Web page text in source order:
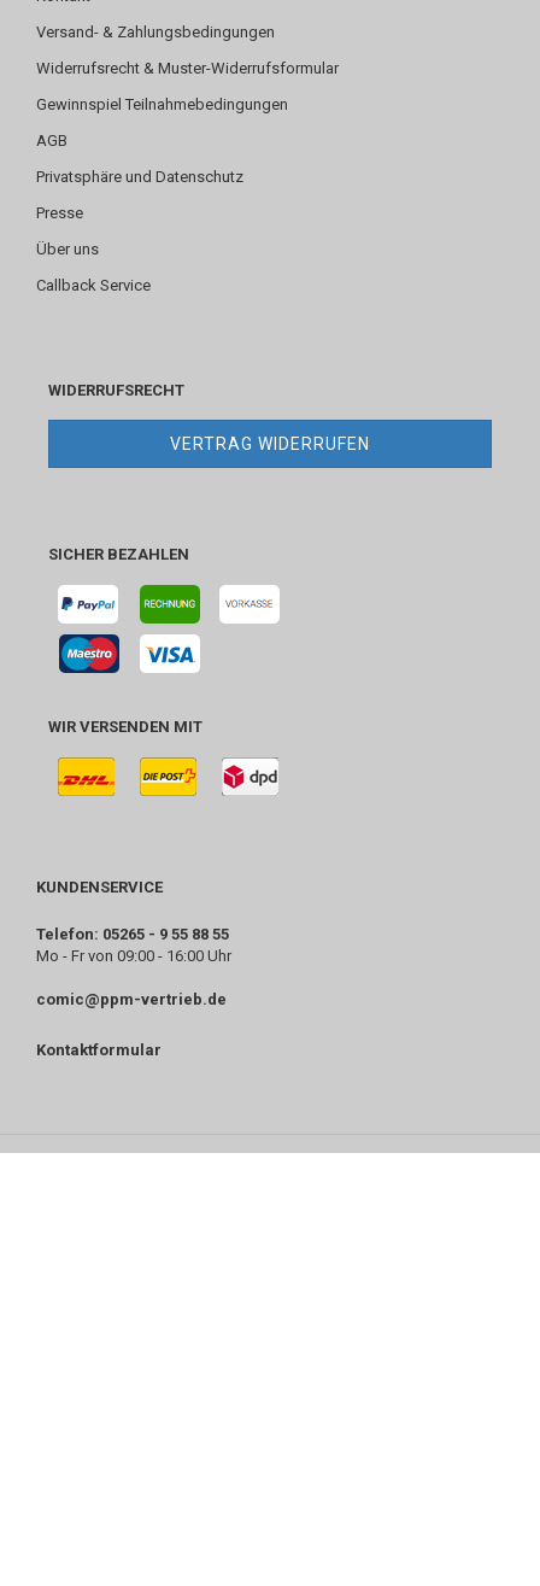
Versand- & Zahlungsbedingungen
Widerrufsrecht & Muster-Widerrufsformular
Gewinnspiel Teilnahmebedingungen
AGB
Privatsphäre und Datenschutz
Presse
Über uns
Callback Service
WIDERRUFSRECHT
VERTRAG WIDERRUFEN
SICHER BEZAHLEN
WIR VERSENDEN MIT
KUNDENSERVICE
Telefon: 05265 - 9 55 88 55
Mo - Fr von 09:00 - 16:00 Uhr
comic@ppm-vertrieb.de
Kontaktformular